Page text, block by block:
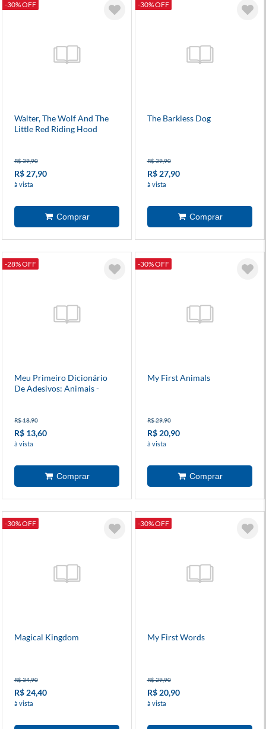
-30% OFF
Walter, The Wolf And The
Little Red Riding Hood
R$ 39,90
R$ 27,90
à vista
-30% OFF
The Barkless Dog
R$ 39,90
R$ 27,90
à vista
-28% OFF
Meu Primeiro Dicionário
De Adesivos: Animais -
R$ 18,90
R$ 13,60
à vista
-30% OFF
My First Animals
R$ 29,90
R$ 20,90
à vista
-30% OFF
Magical Kingdom
R$ 34,90
R$ 24,40
à vista
-30% OFF
My First Words
R$ 29,90
R$ 20,90
à vista